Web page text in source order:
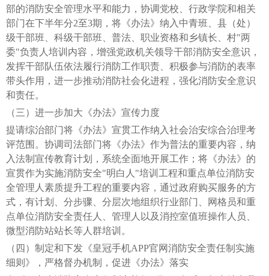
部的消防安全管理水平和能力，协调党校、行政学院和相关
部门在下半年分2至3期，将《办法》纳入中青班、县（处）
级干部班、科级干部班、普法、职业资格和乡镇长、村"两
委"负责人培训内容，增强党政机关领导干部消防安全意识，
发挥干部队伍依法履行消防工作职责、积极参与消防的表率
带头作用，进一步推动消防社会化进程，强化消防安全意识
和责任。
（三）进一步加大《办法》宣传力度
提请综治部门将《办法》宣贯工作纳入社会治安综合治理考
评范围。协调司法部门将《办法》作为普法的重要内容，纳
入法制宣传教育计划，系统全面地开展工作；将《办法》的
宣贯作为实施消防安全"明白人"培训工程和重点单位消防安
全管理人素质提升工程的重要内容，通过政府购买服务的方
式，有计划、分步骤、分层次地组织行业部门、网格员和重
点单位消防安全责任人、管理人以及消控室值班操作人员、
微型消防站站长等人群培训。
（四）制定和下发《皇冠手机APP官网消防安全责任制实施
细则》，严格督办机制，促进《办法》落实